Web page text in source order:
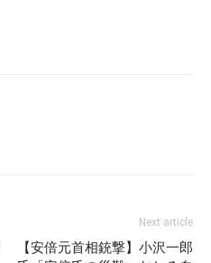
Next article
【安倍元首相銃撃】小沢一郎